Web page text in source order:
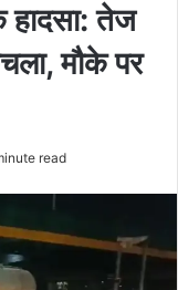
हादसा: तेज
मौके पर
read